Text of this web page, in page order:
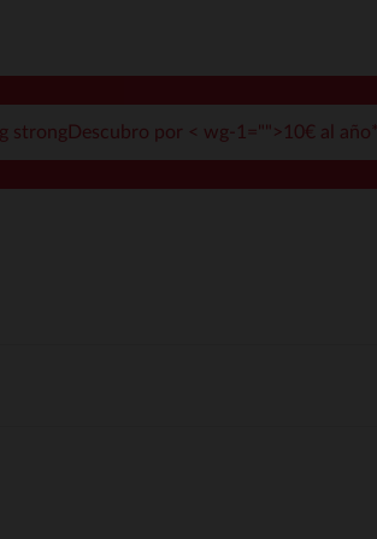
strongDescubro por < wg-1="">10€ al año*